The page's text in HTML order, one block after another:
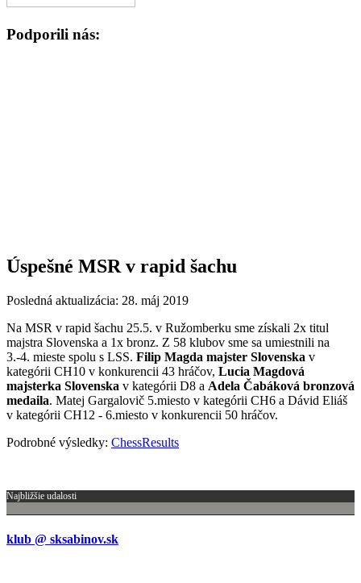
Podporili nás:
Úspešné MSR v rapid šachu
Posledná aktualizácia: 28. máj 2019
Na MSR v rapid šachu 25.5. v Ružomberku sme získali 2x titul
majstra Slovenska a 1x bronz. Z 58 klubov sme sa umiestnili na
3.-4. mieste spolu s LSS. Filip Magda majster Slovenska v
kategórii CH10 v konkurencii 43 hráčov, Lucia Magdová
majsterka Slovenska v kategórii D8 a Adela Čabáková bronzová
medaila. Matej Gargalovič 5.miesto v kategórii CH6 a Dávid Eliáš
v kategórii CH12 - 6.miesto v konkurencii 50 hráčov.
Podrobné výsledky: ChessResults
Najbližšie udalosti
klub @ sksabinov.sk